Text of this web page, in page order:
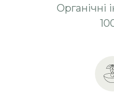
Органічні